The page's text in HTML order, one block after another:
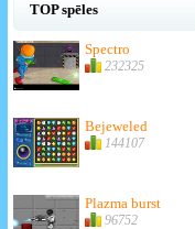
TOP spēles
Spectro
232325
Bejeweled
144107
Plazma burst
96752